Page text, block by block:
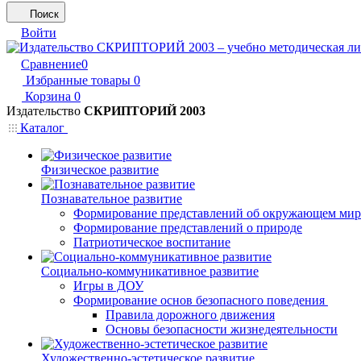
Поиск
Войти
Сравнение0
Избранные товары 0
Корзина 0
Издательство СКРИПТОРИЙ 2003
Каталог
Физическое развитие
Познавательное развитие
Формирование представлений об окружающем
Формирование представлений о природе
Патриотическое воспитание
Социально-коммуникативное развитие
Игры в ДОУ
Формирование основ безопасного поведения
Правила дорожного движения
Основы безопасности жизнедеятельности
Художественно-эстетическое развитие